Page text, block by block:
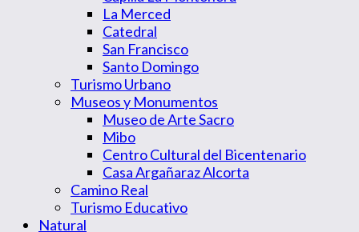
La Merced
Catedral
San Francisco
Santo Domingo
Turismo Urbano
Museos y Monumentos
Museo de Arte Sacro
Mibo
Centro Cultural del Bicentenario
Casa Argañaraz Alcorta
Camino Real
Turismo Educativo
Natural